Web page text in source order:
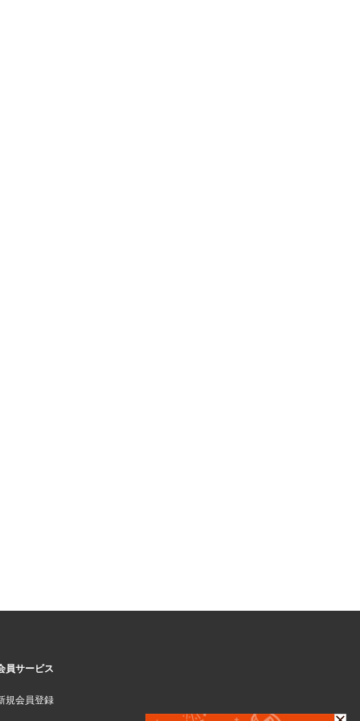
員サービス
規会員登録